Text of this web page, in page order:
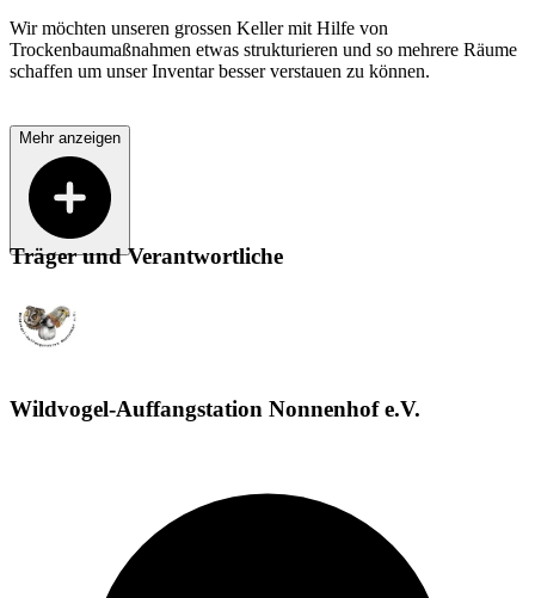
Wir möchten unseren grossen Keller mit Hilfe von
Trockenbaumaßnahmen etwas strukturieren und so mehrere Räume
schaffen um unser Inventar besser verstauen zu können.
Mehr anzeigen
Träger und Verantwortliche
Wildvogel-Auffangstation Nonnenhof e.V.